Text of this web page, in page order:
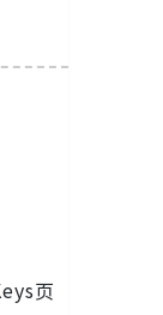
页